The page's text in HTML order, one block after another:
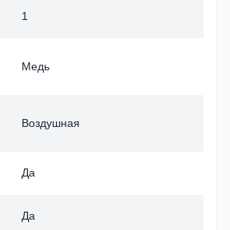
1
Медь
Воздушная
Да
Да